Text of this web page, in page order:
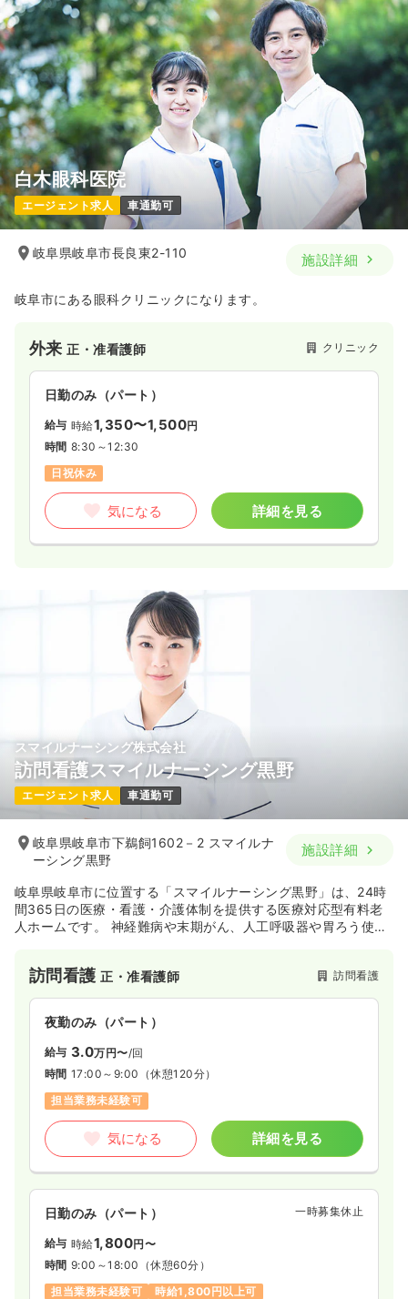
白木眼科医院
エージェント求人 車通勤可
岐阜県岐阜市長良東2-110 施設詳細
岐阜市にある眼科クリニックになります。
外来正・准看護師 クリニック
日勤のみ（パート）
給与 時給1,350〜1,500円
時間 8:30～12:30
日祝休み
気になる 詳細を見る
スマイルナーシング株式会社
訪問看護スマイルナーシング黒野
エージェント求人 車通勤可
岐阜県岐阜市下鵜飼1602－2 スマイルナ
ーシング黒野
施設詳細
岐阜県岐阜市に位置する「スマイルナーシング黒野」は、24時
間365日の医療・看護・介護体制を提供する医療対応型有料老
人ホームです。 神経難病や末期がん、人工呼吸器や胃ろう使用
訪問看護正・准看護師 訪問看護
夜勤のみ（パート）
給与 3.0万円〜/回
時間 17:00～9:00 （休憩120分）
担当業務未経験可
気になる 詳細を見る
日勤のみ（パート） 一時募集休止
給与 時給1,800円〜
時間 9:00～18:00 （休憩60分）
担当業務未経験可
時給1,800円以上可